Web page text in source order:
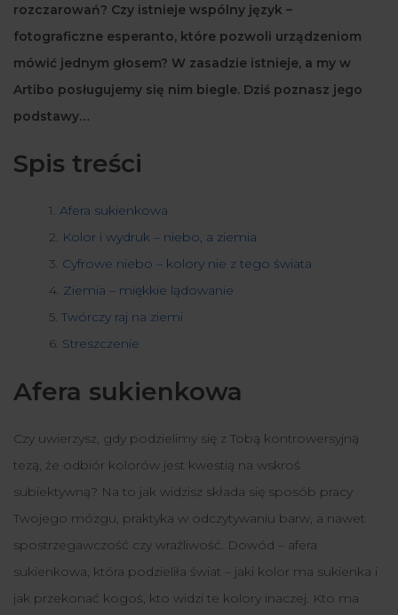
rozczarowań? Czy istnieje wspólny język –
fotograficzne esperanto, które pozwoli urządzeniom
mówić jednym głosem? W zasadzie istnieje, a my w
Artibo posługujemy się nim biegle. Dziś poznasz jego
podstawy…
Spis treści
Afera sukienkowa
Kolor i wydruk – niebo, a ziemia
Cyfrowe niebo – kolory nie z tego świata
Ziemia – miękkie lądowanie
Twórczy raj na ziemi
Streszczenie
Afera sukienkowa
Czy uwierzysz, gdy podzielimy się z Tobą kontrowersyjną
tezą, że odbiór kolorów jest kwestią na wskroś
subiektywną? Na to jak widzisz składa się sposób pracy
Twojego mózgu, praktyka w odczytywaniu barw, a nawet
spostrzegawczość czy wrażliwość. Dowód – afera
sukienkowa, która podzieliła świat – jaki kolor ma sukienka i
jak przekonać kogoś, kto widzi te kolory inaczej. Kto ma